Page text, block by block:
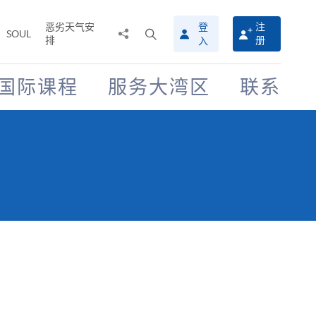
SOUL
恶劣天气安
排
搜
寻
介
面
登
入
注
册
际课程 服务大湾区 联系